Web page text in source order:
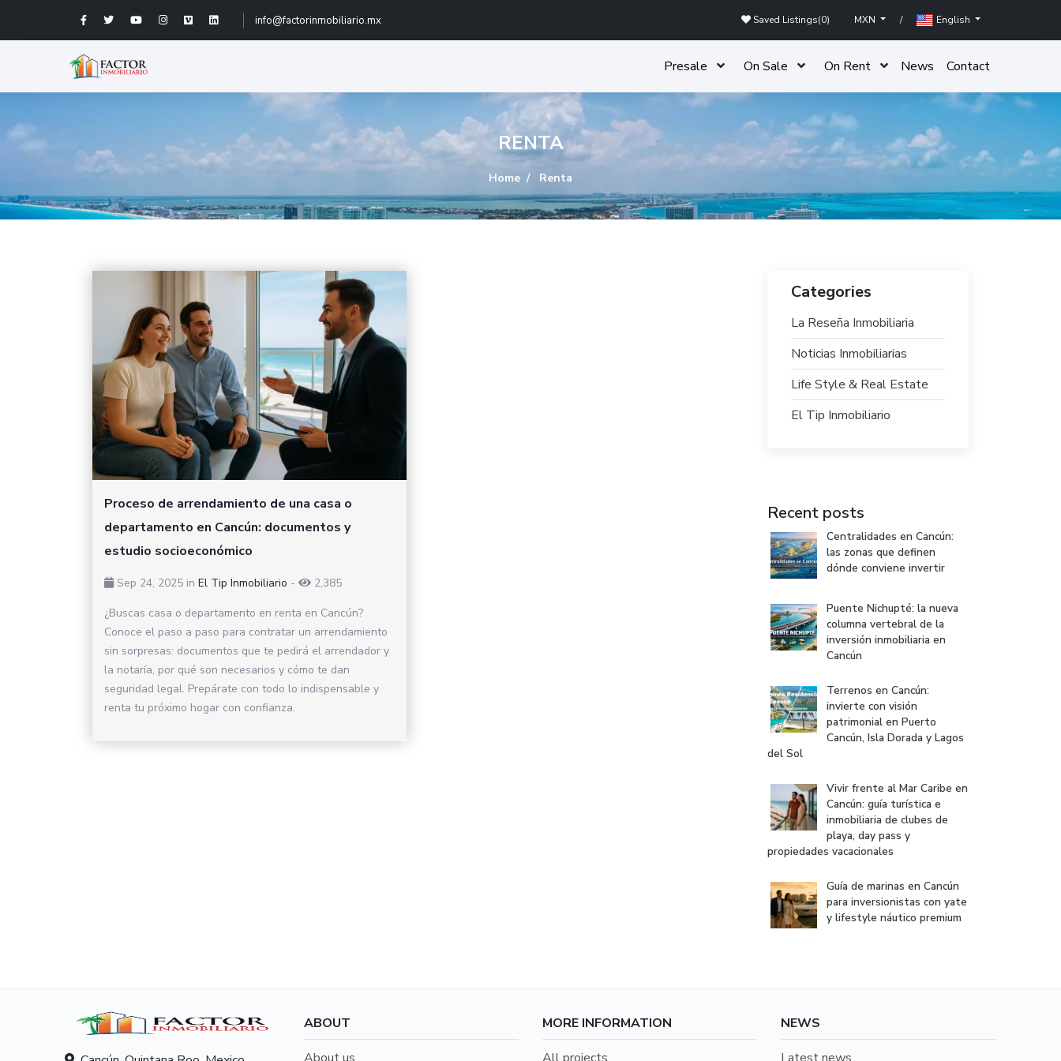
info@factorinmobiliario.mx Saved Listings(0) MXN / English
Presale On Sale On Rent News Contact
RENTA
Home Renta
Proceso de arrendamiento de una casa o
departamento en Cancún: documentos y
estudio socioeconómico
Sep 24, 2025 in El Tip Inmobiliario -
2,385
¿Buscas casa o departamento en renta en Cancún?
Conoce el paso a paso para contratar un arrendamiento
sin sorpresas: documentos que te pedirá el arrendador y
la notaría, por qué son necesarios y cómo te dan
seguridad legal. Prepárate con todo lo indispensable y
renta tu próximo hogar con confianza.
Categories
La Reseña Inmobiliaria
Noticias Inmobiliarias
Life Style & Real Estate
El Tip Inmobiliario
Recent posts
Centralidades en Cancún:
las zonas que definen
dónde conviene invertir
Puente Nichupté: la nueva
columna vertebral de la
inversión inmobiliaria en
Cancún
Terrenos en Cancún:
invierte con visión
patrimonial en Puerto
Cancún, Isla Dorada y Lagos
del Sol
Vivir frente al Mar Caribe en
Cancún: guía turística e
inmobiliaria de clubes de
playa, day pass y
propiedades vacacionales
Guía de marinas en Cancún
para inversionistas con yate
y lifestyle náutico premium
ABOUT
About us
MORE INFORMATION
All projects
NEWS
Latest news